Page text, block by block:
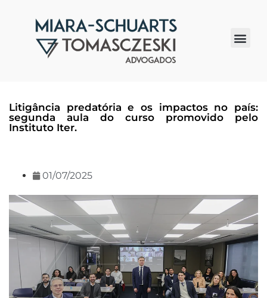
Litigância predatória e os impactos no país:
segunda aula do curso promovido pelo
Instituto Iter.
01/07/2025